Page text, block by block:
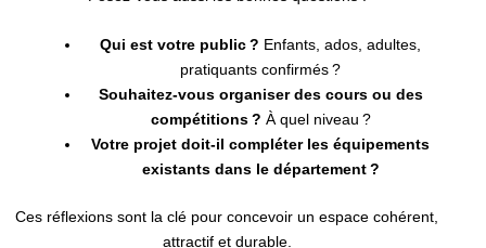
Qui est votre public ? Enfants, ados, adultes,
pratiquants confirmés ?
Souhaitez-vous organiser des cours ou des
compétitions ? À quel niveau ?
Votre projet doit-il compléter les équipements
existants dans le département ?
Ces réflexions sont la clé pour concevoir un espace cohérent,
attractif et durable.